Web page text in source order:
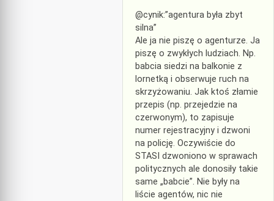
@cynik:”agentura była zbyt
silna”
Ale ja nie piszę o agenturze. Ja
piszę o zwykłych ludziach. Np.
babcia siedzi na balkonie z
lornetką i obserwuje ruch na
skrzyżowaniu. Jak ktoś złamie
przepis (np. przejedzie na
czerwonym), to zapisuje
numer rejestracyjny i dzwoni
na policję. Oczywiście do
STASI dzwoniono w sprawach
politycznych ale donosiły takie
same „babcie”. Nie były na
liście agentów, nic nie